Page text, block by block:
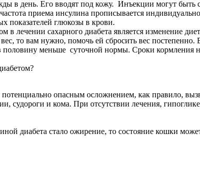
в день. Его вводят под кожу. Инъекции могут
приема инсулина прописывается
показателей глюкозы в крови.
лечении сахарного диабета является изменение
то вам нужно, помочь ей сбросить вес
меньше суточной нормы. Сроки
опасным осложнением, как правило,
судороги и кома. При отсутствии лечения,
диабета стало ожирение, то состояние кошки